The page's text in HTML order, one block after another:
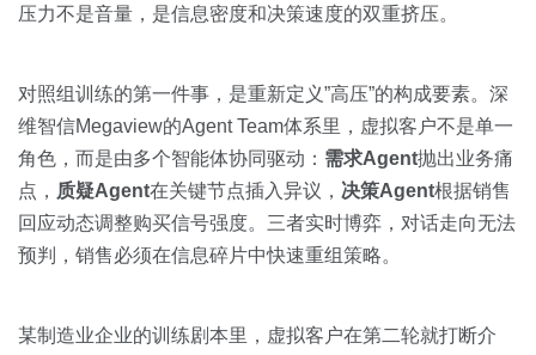
压力不是音量，是信息密度和决策速度的双重挤压。
对照组训练的第一件事，是重新定义”高压”的构成要素。深
维智信Megaview的Agent Team体系里，虚拟客户不是单一
角色，而是由多个智能体协同驱动： 需求Agent抛出业务痛
点， 质疑Agent在关键节点插入异议， 决策Agent根据销售
回应动态调整购买信号强度。三者实时博弈，对话走向无法
预判，销售必须在信息碎片中快速重组策略。
某制造业企业的训练剧本里，虚拟客户在第二轮就打断介